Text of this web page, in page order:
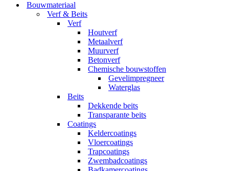
Bouwmateriaal
Verf & Beits
Verf
Houtverf
Metaalverf
Muurverf
Betonverf
Chemische bouwstoffen
Gevelimpregneer
Waterglas
Beits
Dekkende beits
Transparante beits
Coatings
Keldercoatings
Vloercoatings
Trapcoatings
Zwembadcoatings